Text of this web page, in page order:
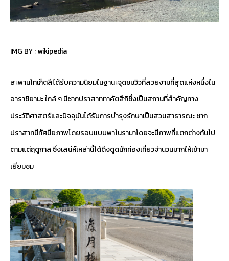
IMG BY :wikipedia
สะพานโทเก็ตสึได้รับความนิยมในฐานะจุดชมวิวที่สวยงามที่สุดแห่งหนึ่งใน
อาราชิยามะ ใกล้ ๆ มีซากปราสาททาคัตสึกิซึ่งเป็นสถานที่สำคัญทาง
ประวัติศาสตร์และปัจจุบันได้รับการบำรุงรักษาเป็นสวนสาธารณะ ซาก
ปราสาทมีทัศนียภาพโดยรอบแบบพาโนรามาโดยจะมีภาพที่แตกต่างกันไป
ตามแต่ฤดูกาล ซึ่งเสน่ห์เหล่านี้ได้ดึงดูดนักท่องเที่ยวจำนวนมากให้เข้ามา
เยี่ยมชม